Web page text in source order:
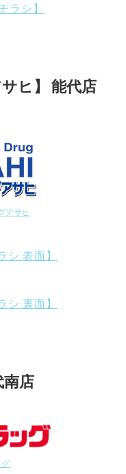
ラシ】
ヒ】 能代店
アサヒ
シ 表面】
シ 裏面】
南店